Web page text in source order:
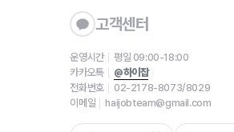
고객센터
운영시간
평일 09:00-18:00
카카오톡
@하이잡
전화번호
02-2178-8073/8029
이메일
haijobteam@gmail.com